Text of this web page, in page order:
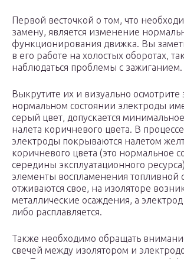
Первой весточкой о том, что
замену, является изменение
функционирования движка. Вы
в его работе на холостых оборотах,
наблюдаться проблемы с зажиганием.
Выкрутите их и визуально осмотрите
нормальном состоянии электроды
серый цвет, допускается
налета коричневого цвета. В
электроды покрываются налетом
коричневого цвета (это нормальное
середины эксплуатационного
элементы воспламенения топливной
отживаются свое, на изоляторе
металлические осаждения, а
либо расплавляется.
Также необходимо обращать
свечей между изолятором и